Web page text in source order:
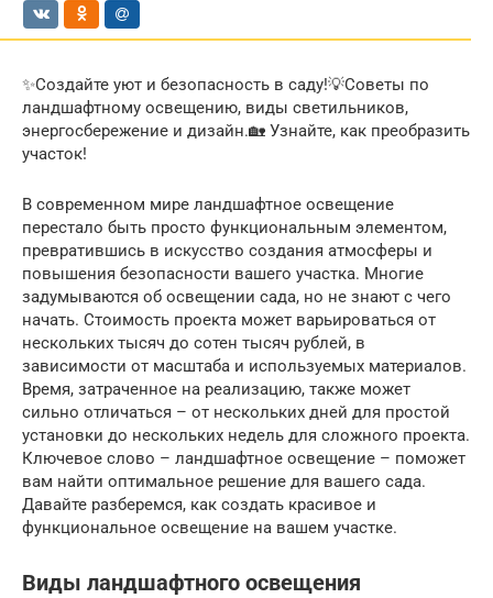
✨Создайте уют и безопасность в саду!💡Советы по
ландшафтному освещению, виды светильников,
энергосбережение и дизайн.🏡 Узнайте, как преобразить
участок!
В современном мире ландшафтное освещение
перестало быть просто функциональным элементом,
превратившись в искусство создания атмосферы и
повышения безопасности вашего участка. Многие
задумываются об освещении сада, но не знают с чего
начать. Стоимость проекта может варьироваться от
нескольких тысяч до сотен тысяч рублей, в
зависимости от масштаба и используемых материалов.
Время, затраченное на реализацию, также может
сильно отличаться – от нескольких дней для простой
установки до нескольких недель для сложного проекта.
Ключевое слово – ландшафтное освещение – поможет
вам найти оптимальное решение для вашего сада.
Давайте разберемся, как создать красивое и
функциональное освещение на вашем участке.
Виды ландшафтного освещения